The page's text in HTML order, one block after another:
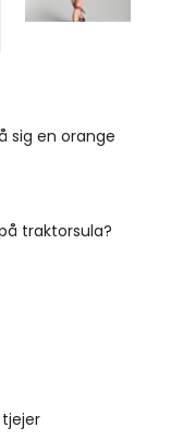
sig en orange
traktorsula?